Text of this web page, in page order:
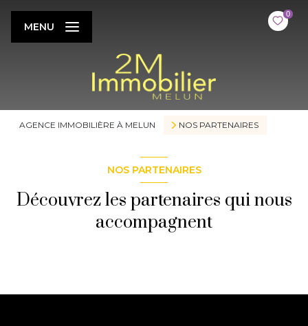
0
MENU
AGENCE IMMOBILIÈRE À MELUN NOS PARTENAIRES
NOS PARTENAIRES
Découvrez les partenaires qui nous
accompagnent